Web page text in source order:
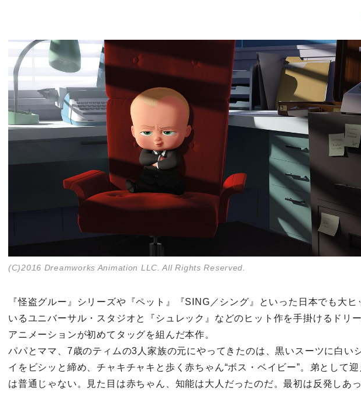
(C)2016 Dreamworks Animation LLC. All Rights Reserved.
『怪盗グルー』シリーズや『ペット』『SING／シング』といった日本でも大ヒ
いるユニバーサル・スタジオと『シュレック』などのヒット作を手掛けるドリ
アニメーションが初めてタッグを組んだ本作。
パパとママ、7歳のティムの3人家族の元にやってきたのは、黒いスーツに白い
イをビシッと締め、チャキチャキと歩く赤ちゃん“ボス・ベイビー”。弟として
は普通じゃない。見た目は赤ちゃん、知能は大人だったのだ。最初は反発しあ